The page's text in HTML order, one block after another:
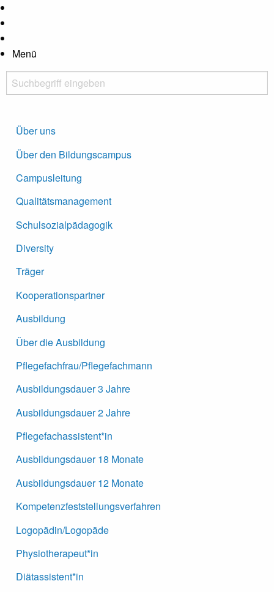
Hauptregion der Seite anspringen
Kontrastanpassung
Menü
Suchbegriff eingeben
Über uns
Über den Bildungscampus
Campusleitung
Qualitätsmanagement
Schulsozialpädagogik
Diversity
Träger
Kooperationspartner
Ausbildung
Über die Ausbildung
Pflegefachfrau/Pflegefachmann
Ausbildungsdauer 3 Jahre
Ausbildungsdauer 2 Jahre
Pflegefachassistent*in
Ausbildungsdauer 18 Monate
Ausbildungsdauer 12 Monate
Kompetenzfeststellungsverfahren
Logopädin/Logopäde
Physiotherapeut*in
Diätassistent*in